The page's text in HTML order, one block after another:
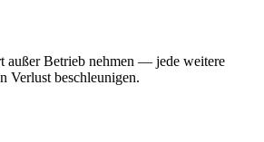
außer Betrieb nehmen — jede weitere
Verlust beschleunigen.